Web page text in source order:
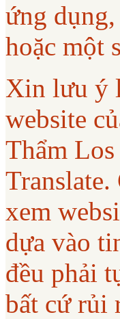
ứng
hoặc một
Xin lưu ý
website
Thẩm
xem
dựa vào
đều phải
bất cứ rủi